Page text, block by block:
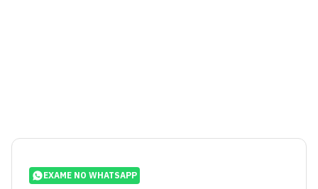
EXAME NO WHATSAPP